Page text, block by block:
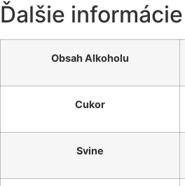
Ďalšie informácie
Obsah Alkoholu
Cukor
Svine